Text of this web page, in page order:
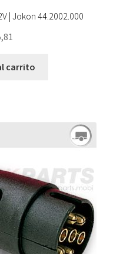
| Jokon 44.2002.000
carrito